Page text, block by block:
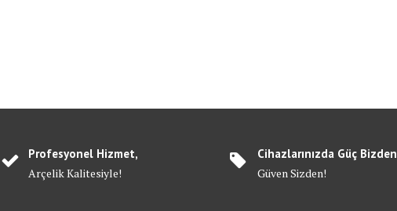
Profesyonel Hizmet,
Arçelik Kalitesiyle!
Cihazlarınızda Güç Bizden
Güven Sizden!